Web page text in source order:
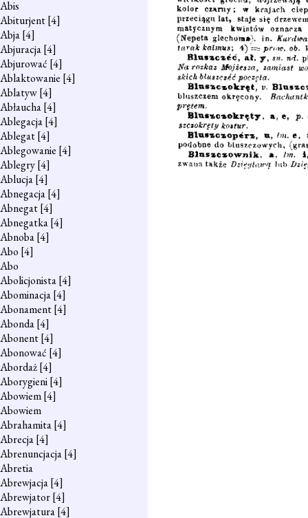
Abis
Abiturjent[4]
Abja[4]
Abjuracja[4]
Abjurować [4]
Ablaktowanie [4]
Ablatyw[4]
Abłaucha[4]
Ablegacja[4]
Ablegat[4]
Ablegowanie [4]
Ablegry[4]
Ablucja[4]
Abnegacja[4]
Abnegat[4]
Abnegatka[4]
Abnoba[4]
Abo [4]
Abo
Abolicjonista[4]
Abominacja[4]
Abonament[4]
Abonda[4]
Abonent[4]
Abonować [4]
Abordaż[4]
Aborygieni[4]
Abowiem[4]
Abowiem
Abrahamita[4]
Abrecja[4]
Abrenuncjacja[4]
Abretia
Abrewjacja[4]
Abrewjator[4]
Abrewjatura[4]